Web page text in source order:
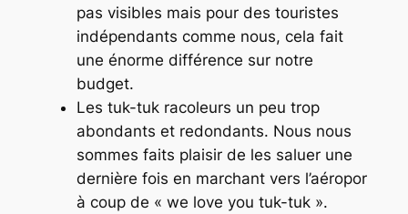
pas visibles mais pour des touristes
indépendants comme nous, cela fait
une énorme différence sur notre
budget.
Les tuk-tukracoleurs un peu trop
abondants et redondants. Nous nous
sommes faits plaisir de les saluer une
dernière fois en marchant vers l’aéropor
à coup de « we love you tuk-tuk ».